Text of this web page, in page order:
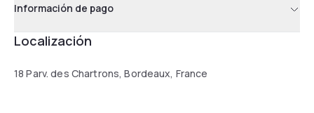
Información de pago
Localización
18 Parv. des Chartrons, Bordeaux, France